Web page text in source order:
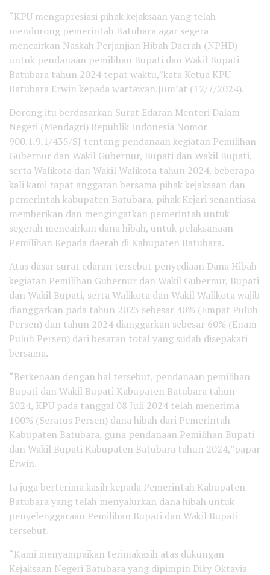
“KPU mengapresiasi pihak kejaksaan yang telah
mendorong pemerintah Batubara agar segera
mencairkan Naskah Perjanjian Hibah Daerah (NPHD)
untuk pendanaan pemilihan Bupati dan Wakil Bupati
Batubara tahun 2024 tepat waktu,”kata Ketua KPU
Batubara Erwin kepada wartawan.Jum’at (12/7/2024).
Dorong itu berdasarkan Surat Edaran Menteri Dalam
Negeri (Mendagri) Republik Indonesia Nomor
900.1.9.1/435/SJ tentang pendanaan kegiatan Pemilihan
Gubernur dan Wakil Gubernur, Bupati dan Wakil Bupati,
serta Walikota dan Wakil Walikota tahun 2024, beberapa
kali kami rapat anggaran bersama pihak kejaksaan dan
pemerintah kabupaten Batubara, pihak Kejari senantiasa
memberikan dan mengingatkan pemerintah untuk
segerah mencairkan dana hibah, untuk pelaksanaan
Pemilihan Kepada daerah di Kabupaten Batubara.
Atas dasar surat edaran tersebut penyediaan Dana Hibah
kegiatan Pemilihan Gubernur dan Wakil Gubernur, Bupati
dan Wakil Bupati, serta Walikota dan Wakil Walikota wajib
dianggarkan pada tahun 2023 sebesar 40% (Empat Puluh
Persen) dan tahun 2024 dianggarkan sebesar 60% (Enam
Puluh Persen) dari besaran total yang sudah disepakati
bersama.
“Berkenaan dengan hal tersebut, pendanaan pemilihan
Bupati dan Wakil Bupati Kabupaten Batubara tahun
2024, KPU pada tanggal 08 Juli 2024 telah menerima
100% (Seratus Persen) dana hibah dari Pemerintah
Kabupaten Batubara, guna pendanaan Pemilihan Bupati
dan Wakil Bupati Kabupaten Batubara tahun 2024,”papar
Erwin.
Ia juga berterima kasih kepada Pemerintah Kabupaten
Batubara yang telah menyalurkan dana hibah untuk
penyelenggaraan Pemilihan Bupati dan Wakil Bupati
tersebut.
“Kami menyampaikan terimakasih atas dukungan
Kejaksaan Negeri Batubara yang dipimpin Diky Oktavia